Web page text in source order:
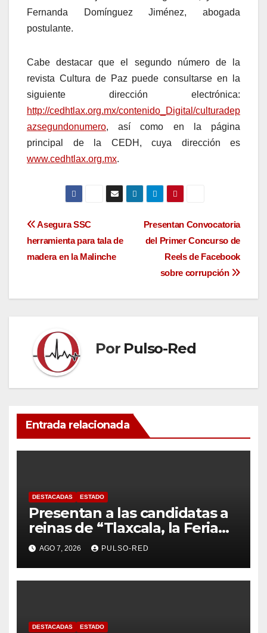
Fernanda Domínguez Jiménez, abogada
postulante.
Cabe destacar que el segundo número de la
revista Cultura de Paz puede consultarse en la
siguiente dirección electrónica:
http://cedhtlax.org.mx/contenido_Digital/culturadep
azsegundonumero, así como en la página
principal de la CEDH, cuya dirección es
www.cedhtlax.org.mx.
Navegación
de
Presentan Convocatoria
del Primer Concurso de
Reels de Facebook
sobre corrupción
Asegura SSC
herramienta para tala de
madera en la Malinche
Por Pulso-Red
Entrada relacionada
DESTACADAS ESTADO
Presentan a las candidatas a
reinas de “Tlaxcala, la Feria
de Ferias 2026: La Flor
Tlaxcalteca”
AGO 7, 2026 PULSO-RED
DESTACADAS ESTADO